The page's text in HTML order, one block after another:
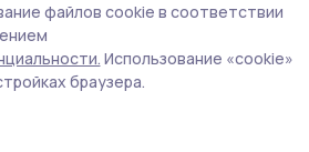
памяти
недели провёл
Попечительского совета
Российского
файлов cookie в соответствии
Использование «cookie»
браузера.